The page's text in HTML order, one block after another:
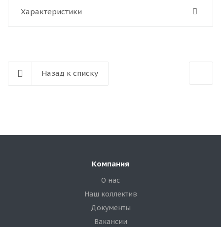
Характеристики
Назад к списку
Компания
О нас
Наш коллектив
Документы
Вакансии